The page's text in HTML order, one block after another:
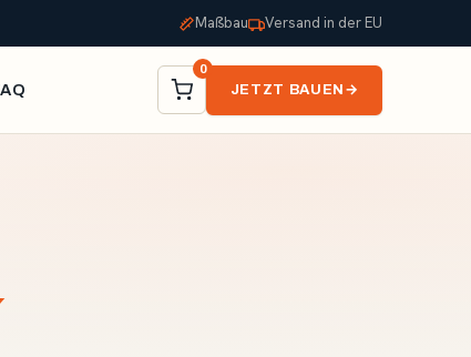
Maßbau Versand in der EU
0
JETZT BAUEN →